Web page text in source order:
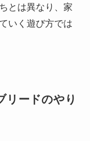
とは異なり、家
いく遊び方では
リードのやり